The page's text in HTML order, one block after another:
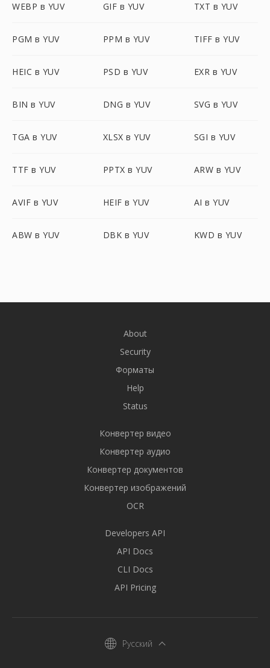
WEBP в YUV GIF в YUV TXT в YUV
PGM в YUV PPM в YUV TIFF в YUV
HEIC в YUV PSD в YUV EXR в YUV
BIN в YUV DNG в YUV SVG в YUV
TGA в YUV XLSX в YUV SGI в YUV
TTF в YUV PPTX в YUV ARW в YUV
AVIF в YUV HEIF в YUV AI в YUV
ABW в YUV DBK в YUV KWD в YUV
About
Security
Форматы
Help
Status
Конвертер видео
Конвертер аудио
Конвертер документов
Конвертер изображений
OCR
Developers API
API Docs
CLI Docs
API Pricing
Русский